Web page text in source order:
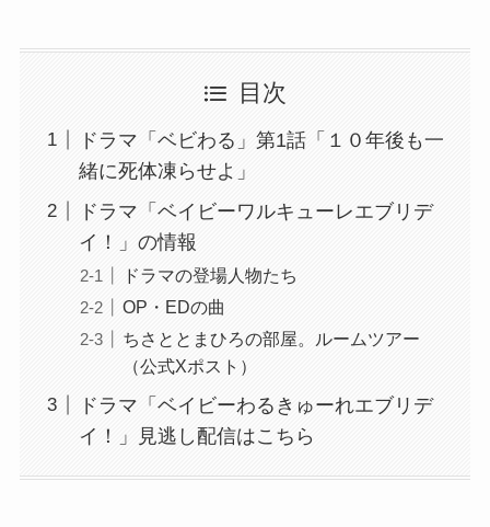
目次
ドラマ「ベビわる」第1話「１０年後も一
緒に死体凍らせよ」
ドラマ「ベイビーワルキューレエブリデ
イ！」の情報
ドラマの登場人物たち
OP・EDの曲
ちさととまひろの部屋。ルームツアー
（公式Xポスト）
ドラマ「ベイビーわるきゅーれエブリデ
イ！」見逃し配信はこちら